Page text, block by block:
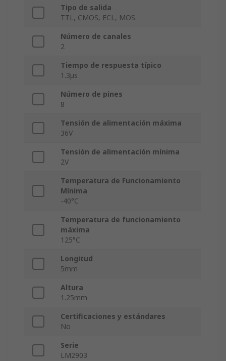
Tipo de salida
TTL, CMOS, ECL, MOS
Número de canales
2
Tiempo de respuesta típico
1.3μs
Número de pines
8
Tensión de alimentación máxima
36V
Tensión de alimentación mínima
2V
Temperatura de Funcionamiento
Mínima
-40°C
Temperatura de funcionamiento
máxima
125°C
Longitud
5mm
Altura
1.25mm
Certificaciones y estándares
No
Serie
LM2903